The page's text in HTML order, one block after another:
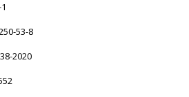
53-8
2020